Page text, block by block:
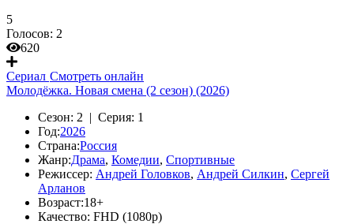
5
Голосов: 2
620
Сериал Смотреть онлайн
Молодёжка. Новая смена (2 сезон) (2026)
Сезон: 2 | Серия: 1
Год:2026
Страна:Россия
Жанр:Драма, Комедии, Спортивные
Режиссер: Андрей Головков, Андрей Силкин, Сергей
Арланов
Возраст:18+
Качество: FHD (1080p)